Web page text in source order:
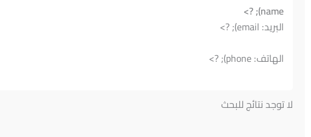
name); ?>
البريد: email); ?>
الهاتف: phone); ?>
لا توجد نتائج للبحث